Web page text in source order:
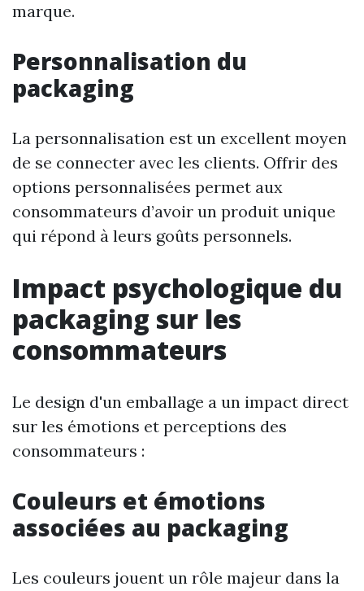
marque.
Personnalisation du
packaging
La personnalisation est un excellent moyen
de se connecter avec les clients. Offrir des
options personnalisées permet aux
consommateurs d’avoir un produit unique
qui répond à leurs goûts personnels.
Impact psychologique du
packaging sur les
consommateurs
Le design d'un emballage a un impact direct
sur les émotions et perceptions des
consommateurs :
Couleurs et émotions
associées au packaging
Les couleurs jouent un rôle majeur dans la